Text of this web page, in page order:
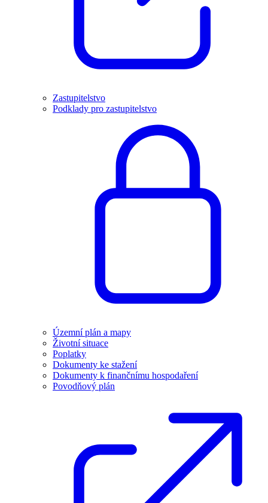
Zastupitelstvo
Podklady pro zastupitelstvo
Územní plán a mapy
Životní situace
Poplatky
Dokumenty ke stažení
Dokumenty k finančnímu hospodaření
Povodňový plán